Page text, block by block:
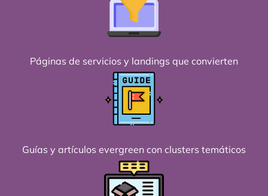
Páginas de servicios y landings que convierten
Guías y artículos evergreen con clusters temáticos